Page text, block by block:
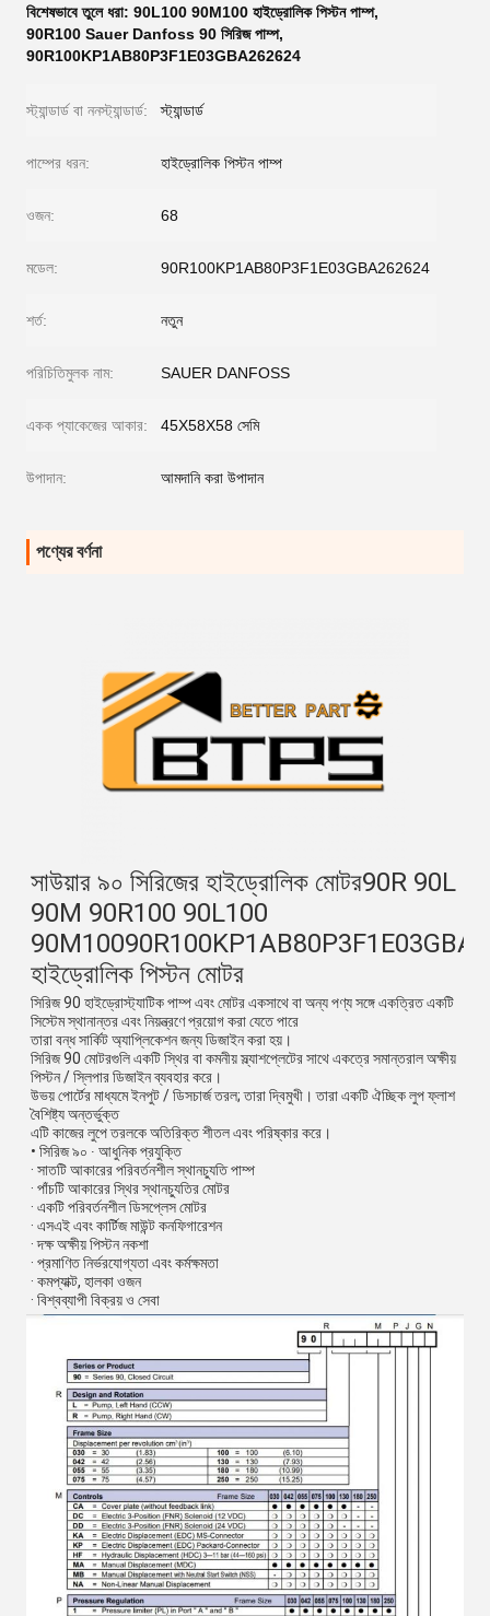
বিশেষভাবে তুলে ধরা: 90L100 90M100 হাইড্রোলিক পিস্টন পাম্প,
90R100 Sauer Danfoss 90 সিরিজ পাম্প,
90R100KP1AB80P3F1E03GBA262624
স্ট্যান্ডার্ড বা ননস্ট্যান্ডার্ড: স্ট্যান্ডার্ড
পাম্পের ধরন: হাইড্রোলিক পিস্টন পাম্প
ওজন: 68
মডেল: 90R100KP1AB80P3F1E03GBA262624
শর্ত: নতুন
পরিচিতিমুলক নাম: SAUER DANFOSS
একক প্যাকেজের আকার: 45X58X58 সেমি
উপাদান: আমদানি করা উপাদান
পণ্যের বর্ণনা
সাউয়ার ৯০ সিরিজের হাইড্রোলিক মোটর90R 90L
90M 90R100 90L100
90M100
হাইড্রোলিক পিস্টন মোটর
সিরিজ 90 হাইড্রোস্ট্যাটিক পাম্প এবং মোটর একসাথে বা অন্য পণ্য সঙ্গে একত্রিত একটি
সিস্টেম স্থানান্তর এবং নিয়ন্ত্রণে প্রয়োগ করা যেতে পারে
তারা বন্ধ সার্কিট অ্যাপ্লিকেশন জন্য ডিজাইন করা হয়।
সিরিজ 90 মোটরগুলি একটি স্থির বা কমনীয় স্ল্যাশপ্লেটের সাথে একত্রে সমান্তরাল অক্ষীয়
পিস্টন / স্লিপার ডিজাইন ব্যবহার করে।
উভয় পোর্টের মাধ্যমে ইনপুট / ডিসচার্জ তরল; তারা দ্বিমুখী। তারা একটি ঐচ্ছিক লুপ ফ্লাশ
বৈশিষ্ট্য অন্তর্ভুক্ত
এটি কাজের লুপে তরলকে অতিরিক্ত শীতল এবং পরিষ্কার করে।
• সিরিজ ৯০ ∙ আধুনিক প্রযুক্তি
· সাতটি আকারের পরিবর্তনশীল স্থানচ্যুতি পাম্প
· পাঁচটি আকারের স্থির স্থানচ্যুতির মোটর
· একটি পরিবর্তনশীল ডিসপ্লেস মোটর
· এসএই এবং কার্টিজ মাউন্ট কনফিগারেশন
· দক্ষ অক্ষীয় পিস্টন নকশা
· প্রমাণিত নির্ভরযোগ্যতা এবং কর্মক্ষমতা
· কমপ্যাক্ট, হালকা ওজন
· বিশ্বব্যাপী বিক্রয় ও সেবা